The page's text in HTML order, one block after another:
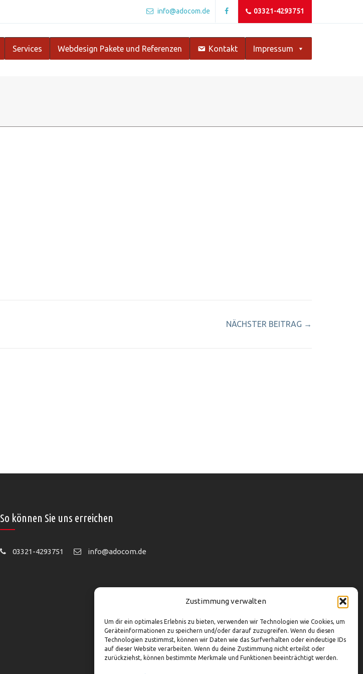
Zustimmung verwalten
Um dir ein optimales Erlebnis zu bieten, verwenden wir Technologien wie Cookies, um
Geräteinformationen zu speichern und/oder darauf zuzugreifen. Wenn du diesen
Technologien zustimmst, können wir Daten wie das Surfverhalten oder eindeutige IDs
auf dieser Website verarbeiten. Wenn du deine Zustimmung nicht erteilst oder
zurückziehst, können bestimmte Merkmale und Funktionen beeinträchtigt werden.
info@adocom.de 03321-4293751
Services Webdesign Pakete und Referenzen Kontakt Impressum
NÄCHSTER BEITRAG →
So können Sie uns erreichen
03321-4293751 info@adocom.de